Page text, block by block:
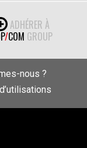
ADHÉRER À
/COM GROUP
nous ?